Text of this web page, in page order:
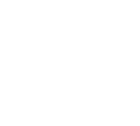
hpdm/login"
plain;charset=UTF-8"
SockJS Info request,
hpdm-ws/info"
hpdm-ws/info"